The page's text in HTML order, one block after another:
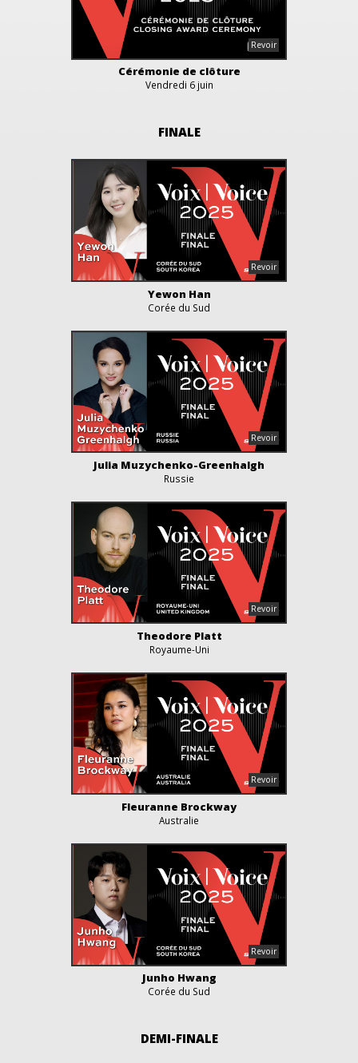
Cérémonie de clôture
Vendredi 6 juin
FINALE
Yewon Han
Corée du Sud
Julia Muzychenko-Greenhalgh
Russie
Theodore Platt
Royaume-Uni
Fleuranne Brockway
Australie
Junho Hwang
Corée du Sud
DEMI-FINALE